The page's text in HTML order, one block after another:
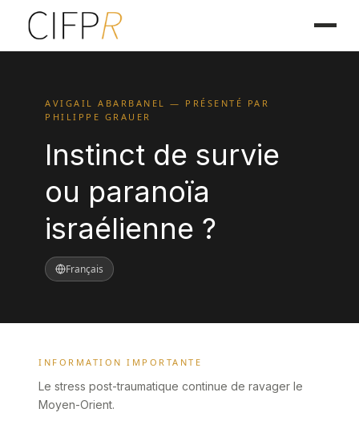
AVIGAIL ABARBANEL — PRÉSENTÉ PAR
PHILIPPE GRAUER
Instinct de survie
ou paranoïa
israélienne ?
Français
INFORMATION IMPORTANTE
Le stress post-traumatique continue de ravager le
Moyen-Orient.